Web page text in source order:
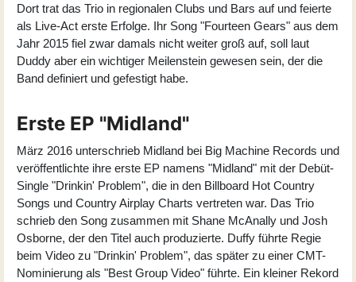
Dort trat das Trio in regionalen Clubs und Bars auf und feierte
als Live-Act erste Erfolge. Ihr Song "Fourteen Gears" aus dem
Jahr 2015 fiel zwar damals nicht weiter groß auf, soll laut
Duddy aber ein wichtiger Meilenstein gewesen sein, der die
Band definiert und gefestigt habe.
Erste EP "Midland"
März 2016 unterschrieb Midland bei Big Machine Records und
veröffentlichte ihre erste EP namens "Midland" mit der Debüt-
Single "Drinkin' Problem", die in den Billboard Hot Country
Songs und Country Airplay Charts vertreten war. Das Trio
schrieb den Song zusammen mit Shane McAnally und Josh
Osborne, der den Titel auch produzierte. Duffy führte Regie
beim Video zu "Drinkin' Problem", das später zu einer CMT-
Nominierung als "Best Group Video" führte. Ein kleiner Rekord